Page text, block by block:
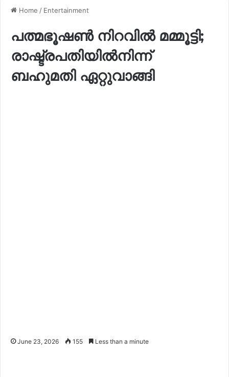
Home / Entertainment
പത്മഭൂഷൺ നിറവിൽ മമ്മൂട്ടി;
രാഷ്ട്രപതിയിൽനിന്ന്
ബഹുമതി ഏറ്റുവാങ്ങി
June 23, 2026 155 Less than a minute